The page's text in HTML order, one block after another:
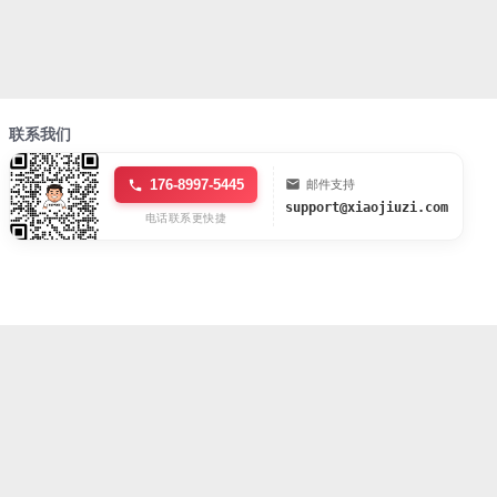
联系我们
176-8997-5445
电话联系更快捷
邮件支持
support@xiaojiuzi.com